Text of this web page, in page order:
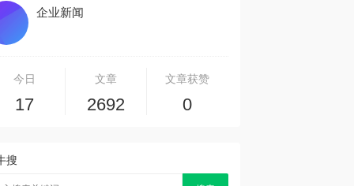
企业新闻
今日
17
文章
2692
文章获赞
0
搜